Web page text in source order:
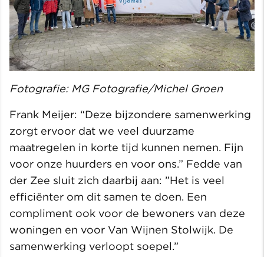
Fotografie: MG Fotografie/Michel Groen
Frank Meijer: “Deze bijzondere samenwerking
zorgt ervoor dat we veel duurzame
maatregelen in korte tijd kunnen nemen. Fijn
voor onze huurders en voor ons.” Fedde van
der Zee sluit zich daarbij aan: ”Het is veel
efficiënter om dit samen te doen. Een
compliment ook voor de bewoners van deze
woningen en voor Van Wijnen Stolwijk. De
samenwerking verloopt soepel.”